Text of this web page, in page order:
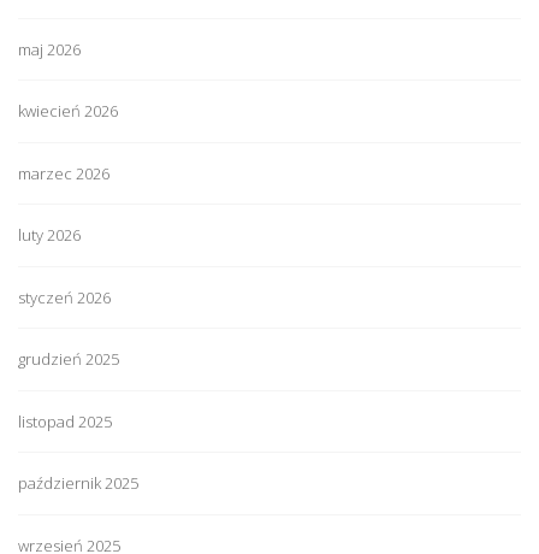
maj 2026
kwiecień 2026
marzec 2026
luty 2026
styczeń 2026
grudzień 2025
listopad 2025
październik 2025
wrzesień 2025